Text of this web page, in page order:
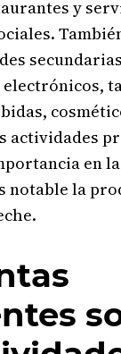
y
actividades
en
notable la